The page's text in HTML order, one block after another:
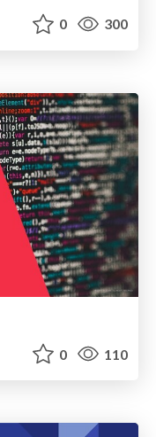
0 300
0 110